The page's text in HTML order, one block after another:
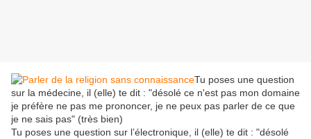
Tu poses une question
sur la médecine, il (elle) te dit : "désolé ce n'est pas mon domaine
je préfère ne pas me prononcer, je ne peux pas parler de ce que
je ne sais pas" (très bien)
Tu poses une question sur l’électronique, il (elle) te dit : "désolé